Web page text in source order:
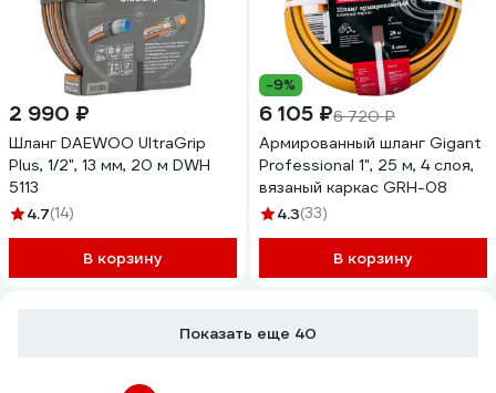
2 990 ₽
Шланг DAEWOO UltraGrip
Plus, 1/2", 13 мм, 20 м DWH
5113
4.7(14)
В корзину
-9%
6 105 ₽6 720 ₽
Армированный шланг Gigant
Professional 1", 25 м, 4 слоя,
вязаный каркас GRH-08
4.3(33)
В корзину
Показать еще 40